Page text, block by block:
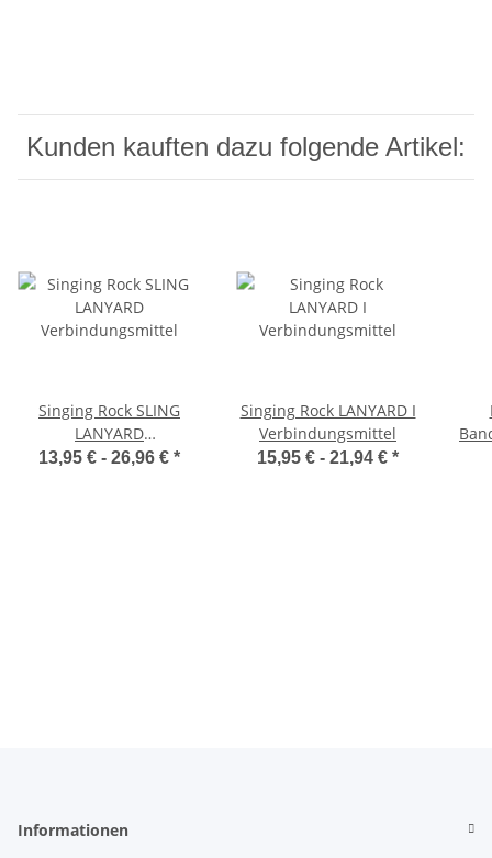
Kunden kauften dazu folgende Artikel:
Singing Rock SLING
LANYARD
Verbindungsmittel
13,95 € - 26,96 € *
Singing Rock LANYARD I
Verbindungsmittel
15,95 € - 21,94 € *
Informationen